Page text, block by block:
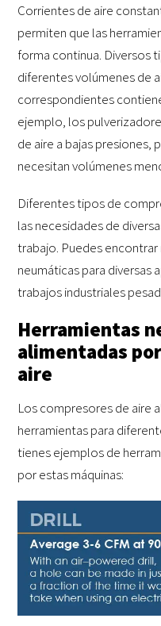
Corrientes de aire
permiten que las
forma continua. Diversos
diferentes volúmenes de
correspondientes
ejemplo, los
de aire a bajas presiones,
necesitan volúmenes
Diferentes tipos de
las necesidades de
trabajo. Puedes
neumáticas para diversas
trabajos industriales
Herramientas
alimentadas
aire
Los compresores de aire
herramientas para
tienes ejemplos de
por estas máquinas: